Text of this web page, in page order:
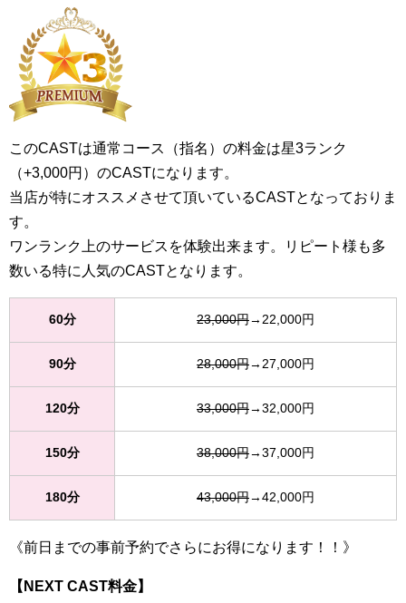
このCASTは通常コース（指名）の料金は星3ランク
（+3,000円）のCASTになります。
当店が特にオススメさせて頂いているCASTとなっておりま
す。
ワンランク上のサービスを体験出来ます。リピート様も多
数いる特に人気のCASTとなります。
60分 23,000円→22,000円
90分 28,000円→27,000円
120分 33,000円→32,000円
150分 38,000円→37,000円
180分 43,000円→42,000円
《前日までの事前予約でさらにお得になります！！》
【NEXT CAST料金】